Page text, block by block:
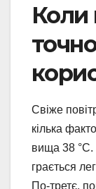
Коли
Свіже
кілька
вища 38
грається
По-третє,